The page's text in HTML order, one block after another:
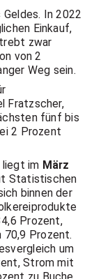
In 2022
Einkauf,
zwar
von 2
Weg sein.
Fratzscher,
fünf bis
2 Prozent
liegt im März
Statistischen
binnen der
Prozent,
70,9 Prozent.
um
Strom mit
zu Buche